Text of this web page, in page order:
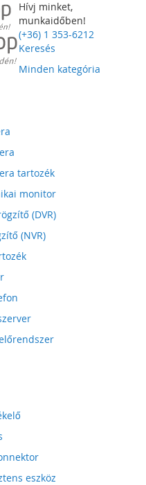
Hívj minket,
munkaidőben!
(+36) 1 353-6212
Keresés
Minden kategória
tartozék
monitor
(DVR)
(NVR)
eszköz